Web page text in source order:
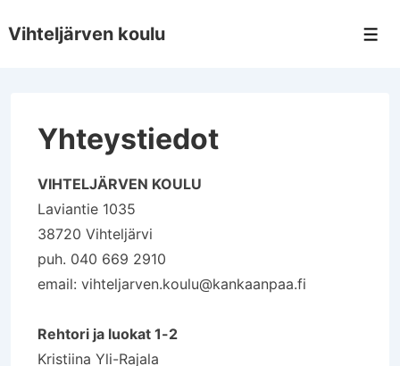
Siirry
Vihteljärven koulu
Yhteystiedot
VIHTELJÄRVEN KOULU
Laviantie 1035
38720 Vihteljärvi
puh. 040 669 2910
email: vihteljarven.koulu@kankaanpaa.fi
Rehtori ja luokat 1-2
Kristiina Yli-Rajala